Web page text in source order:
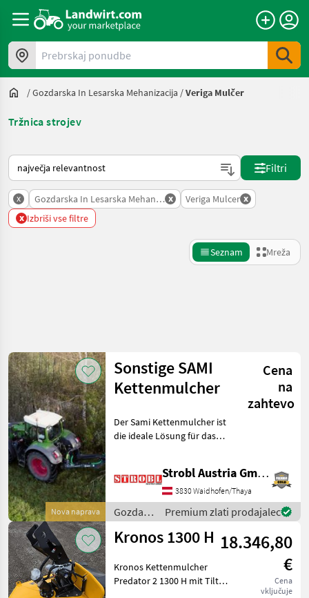
Prebrskaj ponudbe
/Gozdarska In Lesarska Mehanizacija /Veriga Mulčer
Tržnica strojev
Tako je razvrščeno na Landwirt.com
Filtri
x Gozdarska In Lesarska Mehanizacija
x Veriga Mulcer x
x Izbriši vse filtre
Seznam Mreža
Kategorija 3 Država Filtri
TRENUTNA
POT
Gozdarska
tehnika
Gozdarska In
Lesarska
Mehanizacija
Veriga
Mulcer
IZBERITE
KATEGORIJO
Kronos
1
Ponastavi
Prikaži 2
rezultatov
Nova naprava
Sonstige SAMI
Kettenmulcher
Cena
na
zahtevo
Der Sami Kettenmulcher ist
die ideale Lösung für das
zugänglichen Bereichen.
Entwickelt für den Einsatz
mit Traktoren, kombin
Strobl Austria GmbH
3830 Waidhofen/Thaya
Gozdarska
in
lesarska
/
Sonstige
Premium zlati prodajalec
Kronos 1300 H 18.346,80
€
Cena
vključuje
Kronos Kettenmulcher
Predator 2 1300 H mit Tilt